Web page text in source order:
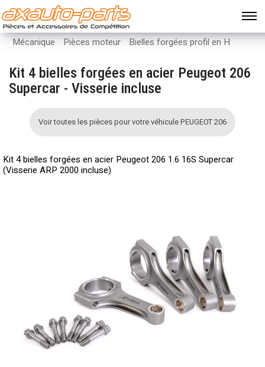
Mécanique Pièces moteur Bielles forgées profil en H
Kit 4 bielles forgées en acier Peugeot 206
Supercar - Visserie incluse
Voir toutes les pièces pour votre véhicule PEUGEOT 206
Kit 4 bielles forgées en acier Peugeot 206 1.6 16S Supercar
(Visserie ARP 2000 incluse)